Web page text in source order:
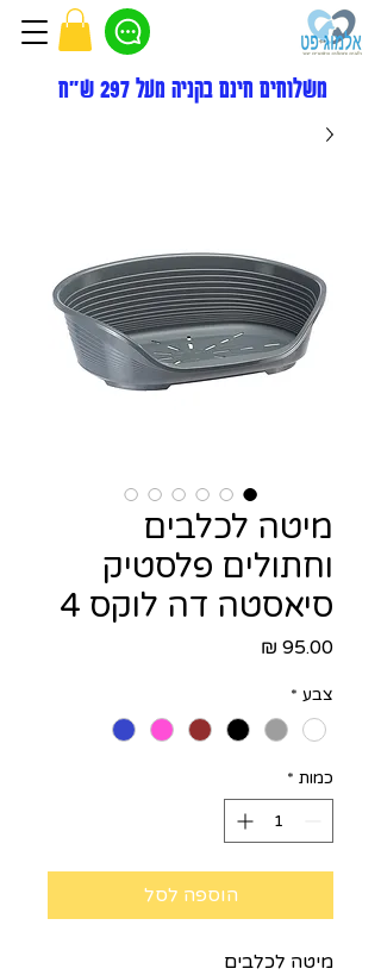
משלוחים חינם בקניה מעל 297 ש"ח
מיטה לכלבים
וחתולים פלסטיק
סיאסטה דה לוקס 4
צבע *
כמות *
הוספה לסל
מיטה לכלבים